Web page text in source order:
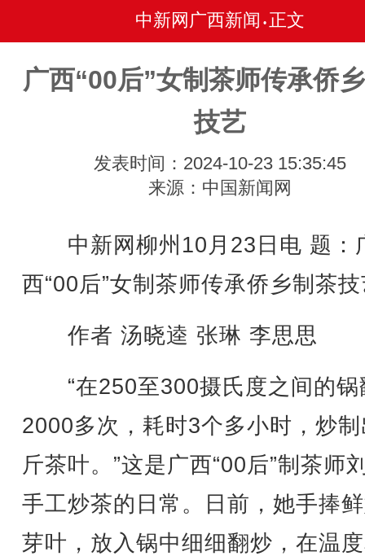
中新网广西新闻 • 正文
广西“00后”女制茶师传承侨
技艺
发表时间：2024-10-23 15:35:45
来源：中国新闻网
中新网柳州10月23日电 题：
西“00后”女制茶师传承侨乡制茶
作者 汤晓逵 张琳 李思思
“在250至300摄氏度之间的锅
2000多次，耗时3个多小时，炒
斤茶叶。”这是广西“00后”制茶师
手工炒茶的日常。日前，她手捧
芽叶，放入锅中细细翻炒，在温